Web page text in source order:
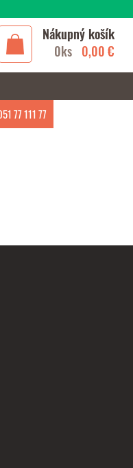
Nákupný košík
0ks 0,00 €
77 111 77